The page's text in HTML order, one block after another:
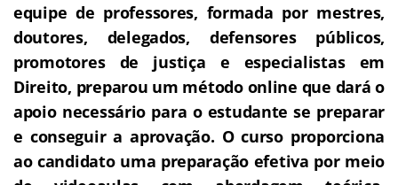
equipe de professores, formada por mestres,
doutores, delegados, defensores públicos,
promotores de justiça e especialistas em
Direito, preparou um método online que dará o
apoio necessário para o estudante se preparar
e conseguir a aprovação. O curso proporciona
ao candidato uma preparação efetiva por meio